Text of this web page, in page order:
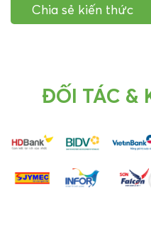
Chia sẻ kiến thức
ĐỐI TÁC &